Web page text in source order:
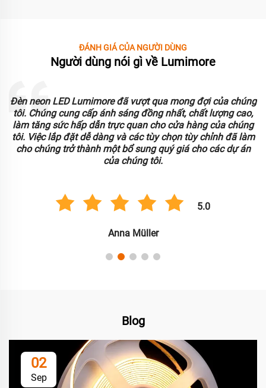
ĐÁNH GIÁ CỦA NGƯỜI DÙNG
Người dùng nói gì về Lumimore
Đèn neon LED Lumimore đã vượt qua mong đợi của chúng
tôi. Chúng cung cấp ánh sáng đồng nhất, chất lượng cao,
làm tăng sức hấp dẫn trực quan cho cửa hàng của chúng
tôi. Việc lắp đặt dễ dàng và các tùy chọn tùy chỉnh đã làm
cho chúng trở thành một bổ sung quý giá cho các dự án
của chúng tôi.
5.0
Anna Müller
Blog
02
Sep